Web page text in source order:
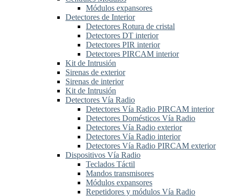
Módulos expansores
Detectores de Interior
Detectores Rotura de cristal
Detectores DT interior
Detectores PIR interior
Detectores PIRCAM interior
Kit de Intrusión
Sirenas de exterior
Sirenas de interior
Kit de Intrusión
Detectores Vía Radio
Detectores Vía Radio PIRCAM interior
Detectores Domésticos Vía Radio
Detectores Vía Radio exterior
Detectores Vía Radio interior
Detectores Vía Radio PIRCAM exterior
Dispositivos Vía Radio
Teclados Táctil
Mandos transmisores
Módulos expansores
Repetidores y módulos Vía Radio